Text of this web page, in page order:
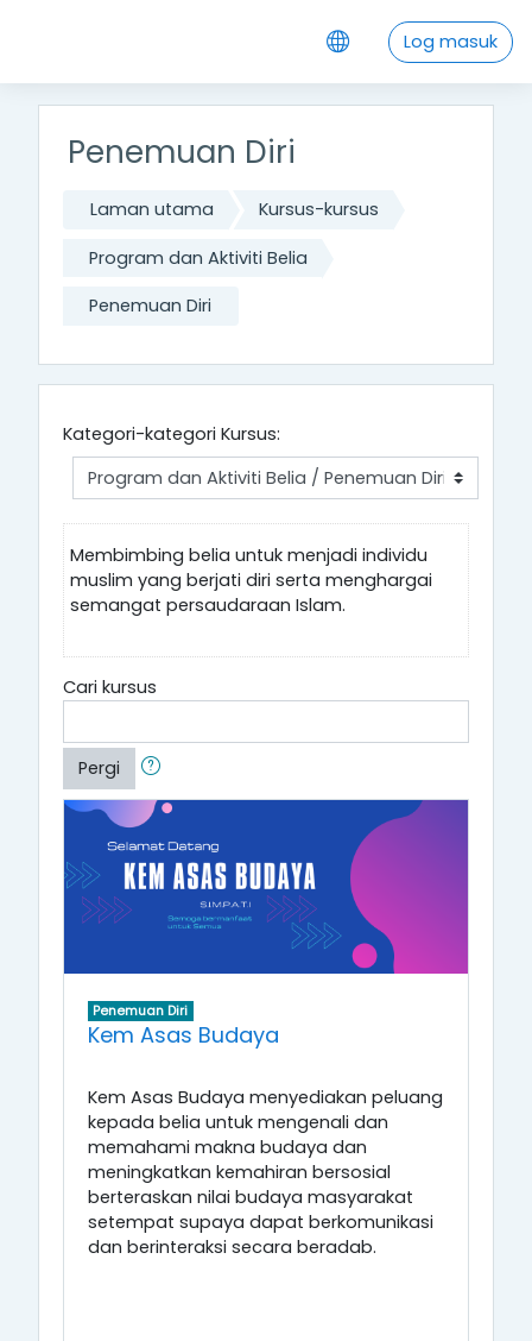
Log masuk
Penemuan Diri
Laman utama Kursus-kursus
Program dan Aktiviti Belia
Penemuan Diri
Kategori-kategori Kursus:
Membimbing belia untuk menjadi individu
muslim yang berjati diri serta menghargai
semangat persaudaraan Islam.
Cari kursus
Pergi
Penemuan Diri
Kem Asas Budaya
Kem Asas Budaya menyediakan peluang
kepada belia untuk mengenali dan
memahami makna budaya dan
meningkatkan kemahiran bersosial
berteraskan nilai budaya masyarakat
setempat supaya dapat berkomunikasi
dan berinteraksi secara beradab.